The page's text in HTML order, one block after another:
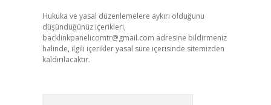
Hukuka ve yasal düzenlemelere aykırı olduğunu
düşündüğünüz içerikleri,
backlinkpanelicomtr@gmail.com adresine bildirmeniz
halinde, ilgili içerikler yasal süre içerisinde sitemizden
kaldırılacaktır.